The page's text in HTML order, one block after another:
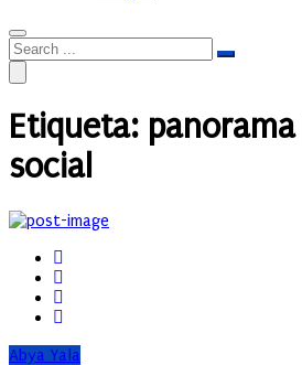
Etiqueta:
social
Abya Yala